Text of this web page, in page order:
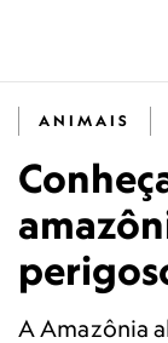
ANIMAIS
A Amazônia